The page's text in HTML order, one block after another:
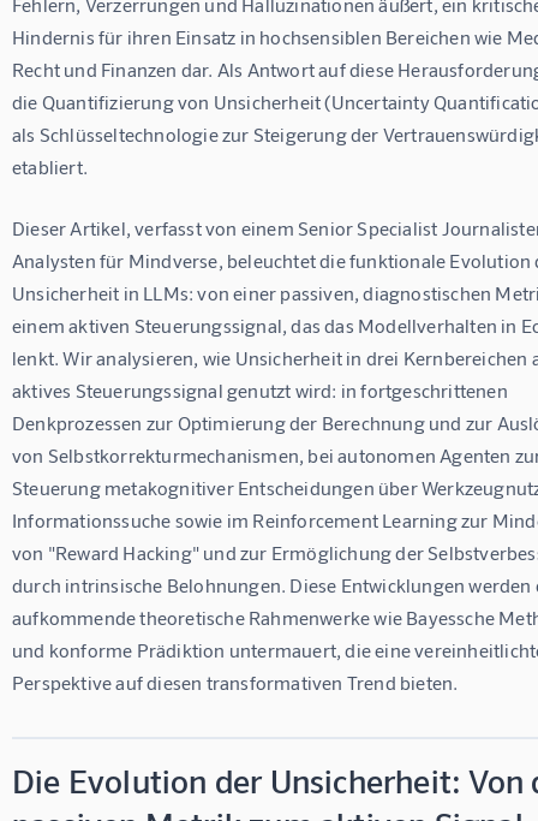
Hindernis für ihren Einsatz in hochsensiblen Bereichen wie
Recht und Finanzen dar. Als Antwort auf diese
die Quantifizierung von Unsicherheit (Uncertainty
als Schlüsseltechnologie zur Steigerung der
etabliert.
Dieser Artikel, verfasst von einem Senior Specialist
Analysten für Mindverse, beleuchtet die funktionale
Unsicherheit in LLMs: von einer passiven, diagnostischen
einem aktiven Steuerungssignal, das das Modellverhalten in
lenkt. Wir analysieren, wie Unsicherheit in drei Kernbereichen
aktives Steuerungssignal genutzt wird: in fortgeschrittenen
Denkprozessen zur Optimierung der Berechnung und zur
von Selbstkorrekturmechanismen, bei autonomen Agenten
Steuerung metakognitiver Entscheidungen über
Informationssuche sowie im Reinforcement Learning zur
von "Reward Hacking" und zur Ermöglichung der
durch intrinsische Belohnungen. Diese Entwicklungen
aufkommende theoretische Rahmenwerke wie Bayessche
und konforme Prädiktion untermauert, die eine
Perspektive auf diesen transformativen Trend bieten.
Die Evolution der Unsicherheit: Von